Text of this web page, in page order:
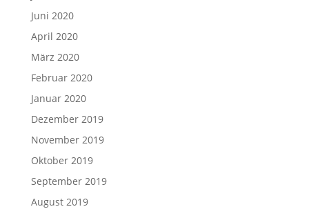
Juni 2020
April 2020
März 2020
Februar 2020
Januar 2020
Dezember 2019
November 2019
Oktober 2019
September 2019
August 2019